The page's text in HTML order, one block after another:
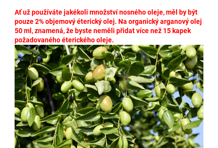
Ať už používáte jakékoli množství nosného oleje, měl by být
pouze 2% objemový éterický olej. Na organický arganový olej
50 ml, znamená, že byste neměli přidat více než 15 kapek
požadovaného éterického oleje.